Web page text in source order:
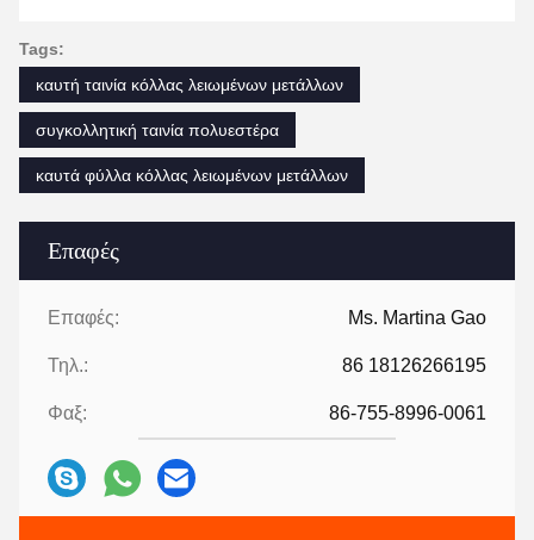
Επαφές
Επαφές: Ms. Martina Gao
Τηλ.: 86 18126266195
Φαξ: 86-755-8996-0061
Tags:
καυτή ταινία κόλλας λειωμένων μετάλλων
συγκολλητική ταινία πολυεστέρα
καυτά φύλλα κόλλας λειωμένων μετάλλων